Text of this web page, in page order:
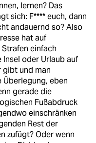
lernen? Das
sich: F**** euch, dann
andauernd so? Also
hat auf
einfach
Insel oder Urlaub auf
gibt und man
eben
gerade die
Fußabdruck
einschränken
Rest der
zufügt? Oder wenn